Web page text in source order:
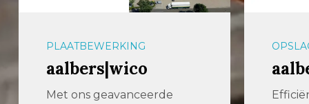
OPSLAGSYSTEMEN
aalbers|farina
Efficiënter produceren met